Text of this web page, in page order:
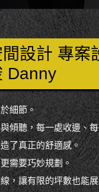
設計 專案
Danny
細節。
傾聽，每一處收邊、
了真正的舒適感。
需要巧妙規劃。
，讓有限的坪數也能